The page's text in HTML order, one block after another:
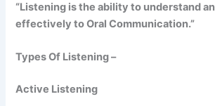
“Listening is the ability to understand
effectively to Oral Communication.”
Types Of Listening –
Active Listening